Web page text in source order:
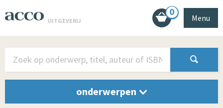
UITGEVERIJ
0
Menu
onderwerpen